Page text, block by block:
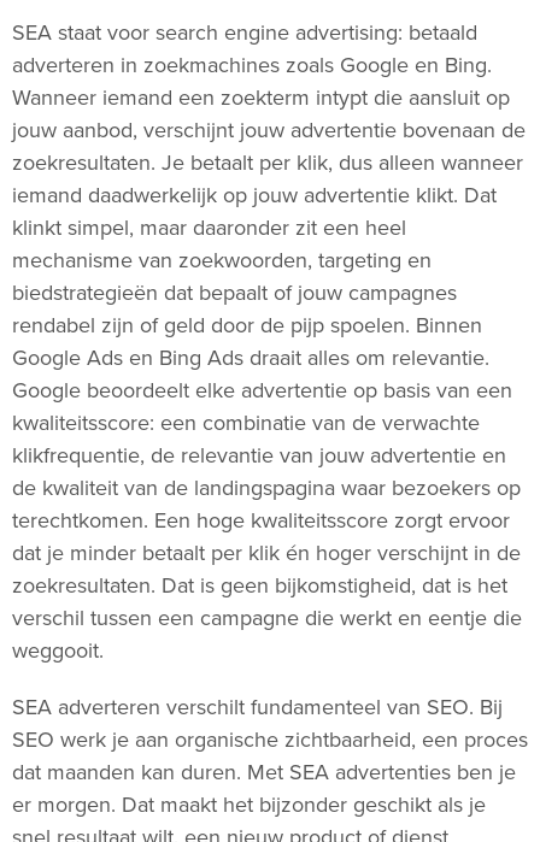
SEA staat voor search engine advertising: betaald
adverteren in zoekmachines zoals Google en Bing.
Wanneer iemand een zoekterm intypt die aansluit op
jouw aanbod, verschijnt jouw advertentie bovenaan de
zoekresultaten. Je betaalt per klik, dus alleen wanneer
iemand daadwerkelijk op jouw advertentie klikt. Dat
klinkt simpel, maar daaronder zit een heel
mechanisme van zoekwoorden, targeting en
biedstrategieën dat bepaalt of jouw campagnes
rendabel zijn of geld door de pijp spoelen. Binnen
Google Ads en Bing Ads draait alles om relevantie.
Google beoordeelt elke advertentie op basis van een
kwaliteitsscore: een combinatie van de verwachte
klikfrequentie, de relevantie van jouw advertentie en
de kwaliteit van de landingspagina waar bezoekers op
terechtkomen. Een hoge kwaliteitsscore zorgt ervoor
dat je minder betaalt per klik én hoger verschijnt in de
zoekresultaten. Dat is geen bijkomstigheid, dat is het
verschil tussen een campagne die werkt en eentje die
weggooit.
SEA adverteren verschilt fundamenteel van SEO. Bij
SEO werk je aan organische zichtbaarheid, een proces
dat maanden kan duren. Met SEA advertenties ben je
er morgen. Dat maakt het bijzonder geschikt als je